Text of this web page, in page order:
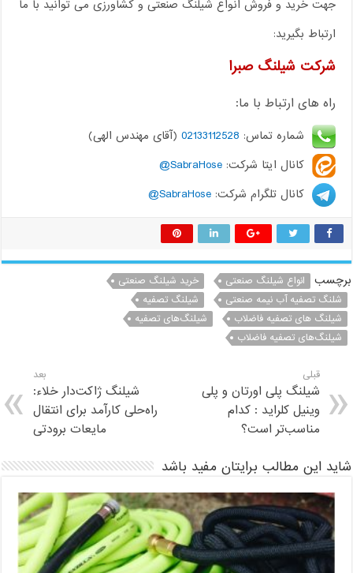
جهت خرید و فروش انواع شیلنگ صنعتی و کشاورزی می توانید با ما
ارتباط بگیرید:
شرکت شیلنگ صبرا
راه های ارتباط با ما:
شماره تماس: 02133112528 (آقای مهندس الهی)
کانال ایتا شرکت:SabraHose@
کانال تلگرام شرکت:SabraHose@
برچسب انواع شیلنگ صنعتی
خرید شیلنگ صنعتی
شلنگ تصفیه آب نیمه صنعتی
شیلنگ‌ تصفیه
شیلنگ های تصفیه فاضلاب
شیلنگ‌های تصفیه
شیلنگ‌های تصفیه فاضلاب
قبلی
شیلنگ پلی اورتان و پلی
وینیل کلراید : کدام
مناسب‌تر است؟
بعد
شیلنگ ژاکت‌دار خلاء:
راه‌حلی کارآمد برای انتقال
مایعات برودتی
شاید این مطالب برایتان مفید باشد